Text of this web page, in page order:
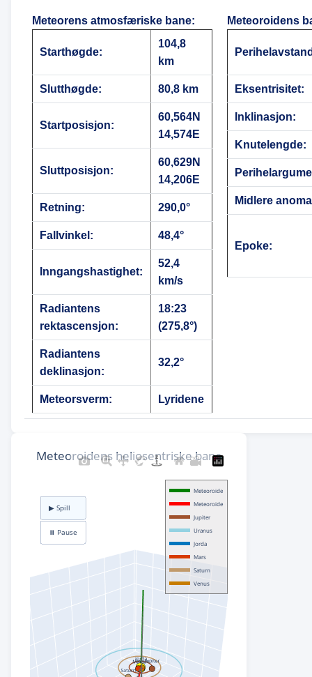
Meteorens atmosfæriske bane:
Starthøgde:
104,8
km
Slutthøgde: 80,8 km
Startposisjon:
60,564N
14,574E
Sluttposisjon:
60,629N
14,206E
Retning: 290,0°
Fallvinkel: 48,4°
Inngangshastighet:
52,4
km/s
Radiantens
rektascensjon:
18:23
(275,8°)
Radiantens
deklinasjon:
32,2°
Meteorsverm: Lyridene
Meteoroidens
Eksentrisitet:
Inklinasjon:
Knutelengde:
Midlere
Epoke: